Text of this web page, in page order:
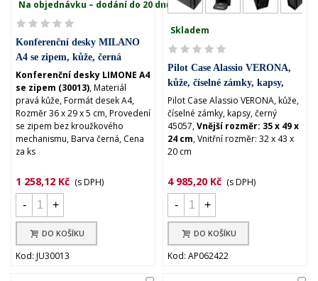
Na objednávku – dodání do 20 dnů
Konferenční desky MILANO
A4 se zipem, kůže, černá
(30013)
Konferenční desky LIMONE A4
se zipem (30013), Materiál
pravá kůže, Formát desek A4,
Rozměr 36 x 29 x 5 cm, Provedení
se zipem bez kroužkového
mechanismu, Barva černá, Cena
za ks
1 258,12 Kč (s DPH)
-
+
DO KOŠÍKU
Kod: JU30013
Skladem
Pilot Case Alassio VERONA,
kůže, číselné zámky, kapsy,
černý (45057)
Pilot Case Alassio VERONA, kůže,
číselné zámky, kapsy, černý
45057,Vnější rozměr: 35 x 49 x
24 cm, Vnitřní rozměr: 32 x 43 x
20 cm
4 985,20 Kč (s DPH)
-
+
DO KOŠÍKU
Kod: AP062422